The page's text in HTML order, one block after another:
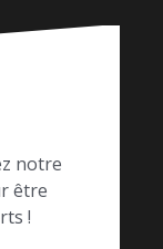
notre
être
!